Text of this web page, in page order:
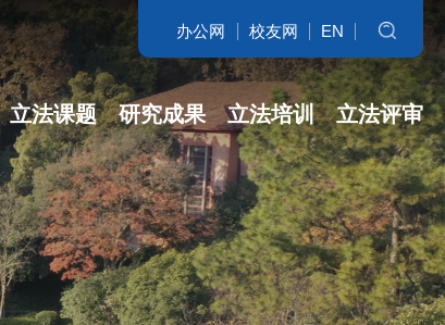
办公网 校友网 EN
搜索
立法课题
省哲社课题
省新型智库课...
立法委托课题
智库自设课题
研究成果
立法研究参考
专著
立法培训
开班盛况
培训交流
立法评审